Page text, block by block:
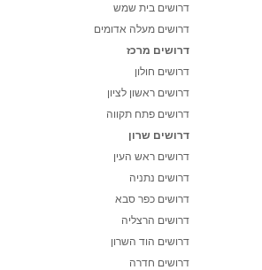
דרושים בית שמש
דרושים מעלה אדומים
דרושים מרכז
דרושים חולון
דרושים ראשון לציון
דרושים פתח תקווה
דרושים שרון
דרושים ראש העין
דרושים נתניה
דרושים כפר סבא
דרושים הרצליה
דרושים הוד השרון
דרושים חדרה